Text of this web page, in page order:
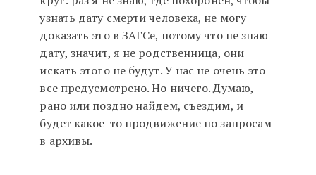
узнать дату смерти человека, не могу
доказать это в ЗАГСе, потому что не знаю
дату, значит, я не родственница, они
искать этого не будут. У нас не очень это
все предусмотрено. Но ничего. Думаю,
рано или поздно найдем, съездим, и
будет какое-то продвижение по запросам
в архивы.